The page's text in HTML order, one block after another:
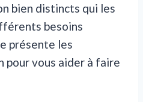
bien distincts qui les
besoins
présente les
pour vous aider à faire